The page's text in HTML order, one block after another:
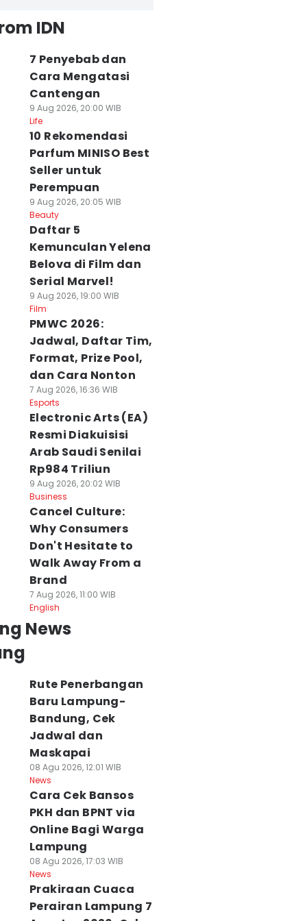
IDN
7 Penyebab dan
Cara Mengatasi
Cantengan
9 Aug 2026, 20:00 WIB
Life
10 Rekomendasi
Parfum MINISO Best
Seller untuk
Perempuan
9 Aug 2026, 20:05 WIB
Beauty
Daftar 5
Kemunculan Yelena
Belova di Film dan
Serial Marvel!
9 Aug 2026, 19:00 WIB
Film
PMWC 2026:
Jadwal, Daftar Tim,
Format, Prize Pool,
dan Cara Nonton
7 Aug 2026, 16:36 WIB
Esports
Electronic Arts (EA)
Resmi Diakuisisi
Arab Saudi Senilai
Rp984 Triliun
9 Aug 2026, 20:02 WIB
Business
Cancel Culture:
Why Consumers
Don't Hesitate to
Walk Away From a
Brand
7 Aug 2026, 11:00 WIB
English
News
Rute Penerbangan
Baru Lampung-
Bandung, Cek
Jadwal dan
Maskapai
08 Agu 2026, 12:01 WIB
News
Cara Cek Bansos
PKH dan BPNT via
Online Bagi Warga
Lampung
08 Agu 2026, 17:03 WIB
News
Prakiraan Cuaca
Perairan Lampung 7